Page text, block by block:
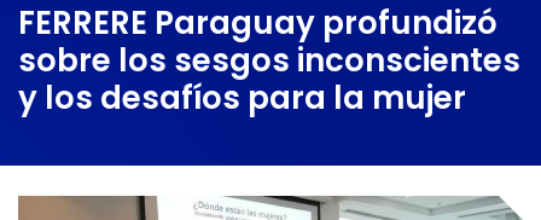
FERRERE Paraguay profundizó
sobre los sesgos inconscientes
y los desafíos para la mujer